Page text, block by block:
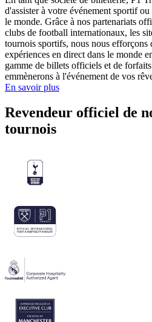
d'assister à votre événement sportif
le monde. Grâce à nos partenariats
clubs de football internationaux, les
tournois sportifs, nous nous
expériences en direct dans le monde
gamme de billets officiels et de
emmènerons à l'événement de vos
En savoir plus
Revendeur officiel de
tournois